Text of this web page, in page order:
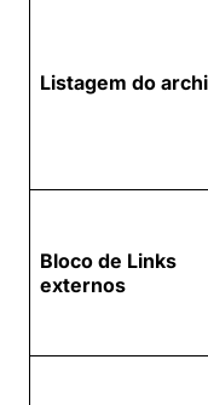
Listagem do
Bloco de Links
externos